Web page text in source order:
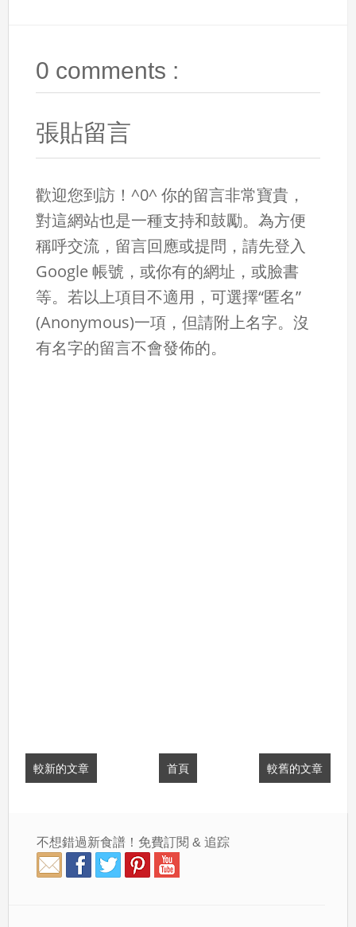
0 comments :
張貼留言
歡迎您到訪！^0^ 你的留言非常寶貴，
對這網站也是一種支持和鼓勵。為方便
稱呼交流，留言回應或提問，請先登入
Google 帳號，或你有的網址，或臉書
等。若以上項目不適用，可選擇“匿名”
(Anonymous)一項，但請附上名字。沒
有名字的留言不會發佈的。
較新的文章 較舊的文章
首頁
不想錯過新食譜！免費訂閱 & 追踪